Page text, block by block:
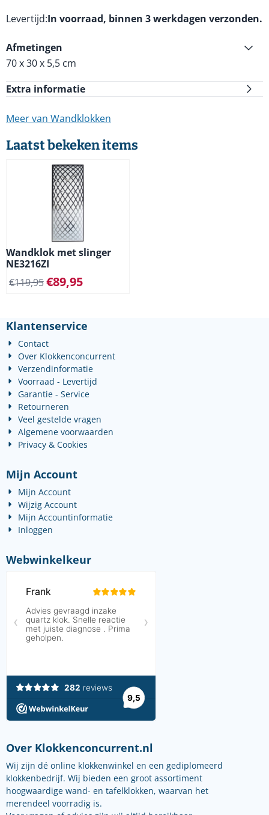
Levertijd In voorraad, binnen 3 werkdagen verzonden.
Afmetingen
70 x 30 x 5,5 cm
Extra informatie
Meer van Wandklokken
Laatst bekeken items
Wandklok met slinger
NE3216ZI
€119,95€89,95
Klantenservice
Contact
Over Klokkenconcurrent
Verzendinformatie
Voorraad - Levertijd
Garantie - Service
Retourneren
Veel gestelde vragen
Algemene voorwaarden
Privacy & Cookies
Mijn Account
Mijn Account
Wijzig Account
Mijn Accountinformatie
Inloggen
Webwinkelkeur
Over Klokkenconcurrent.nl
Wij zijn dé online klokkenwinkel en een gediplomeerd
klokkenbedrijf. Wij bieden een groot assortiment
hoogwaardige wand- en tafelklokken, waarvan het
merendeel voorradig is.